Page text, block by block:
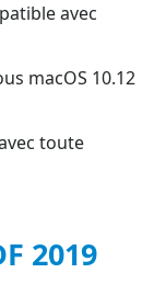
avec
macOS 10.12
toute
2019